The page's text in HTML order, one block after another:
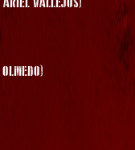
VALLEJOS)